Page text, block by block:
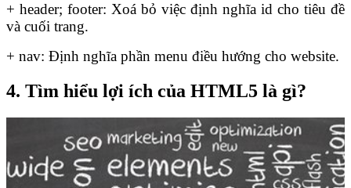
+ header; footer: Xoá bỏ việc định nghĩa id cho tiêu đề
và cuối trang.
+ nav: Định nghĩa phần menu điều hướng cho website.
4. Tìm hiểu lợi ích của HTML5 là gì?